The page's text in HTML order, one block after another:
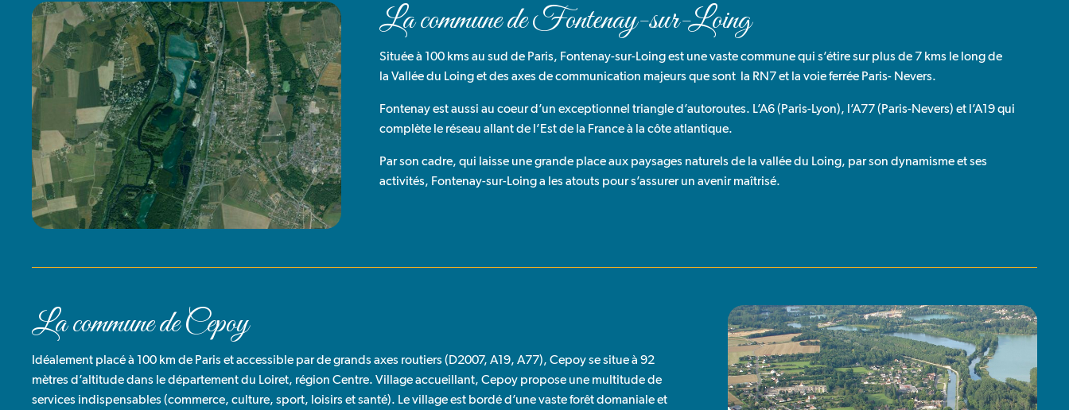
La commune de Fontenay-sur-Loing
Située à 100 kms au sud de Paris, Fontenay-sur-Loing est une vaste commune qui s’étire sur plus de 7 kms le long de
la Vallée du Loing et des axes de communication majeurs que sont la RN7 et la voie ferrée Paris- Nevers.
Fontenay est aussi au coeur d’un exceptionnel triangle d’autoroutes. L’A6 (Paris-Lyon), l’A77 (Paris-Nevers) et l’A19 qui
complète le réseau allant de l’Est de la France à la côte atlantique.
Par son cadre, qui laisse une grande place aux paysages naturels de la vallée du Loing, par son dynamisme et ses
activités, Fontenay-sur-Loing a les atouts pour s’assurer un avenir maîtrisé.
La commune de Cepoy
Idéalement placé à 100 km de Paris et accessible par de grands axes routiers (D2007, A19, A77), Cepoy se situe à 92
mètres d’altitude dans le département du Loiret, région Centre. Village accueillant, Cepoy propose une multitude de
services indispensables (commerce, culture, sport, loisirs et santé). Le village est bordé d’une vaste forêt domaniale et